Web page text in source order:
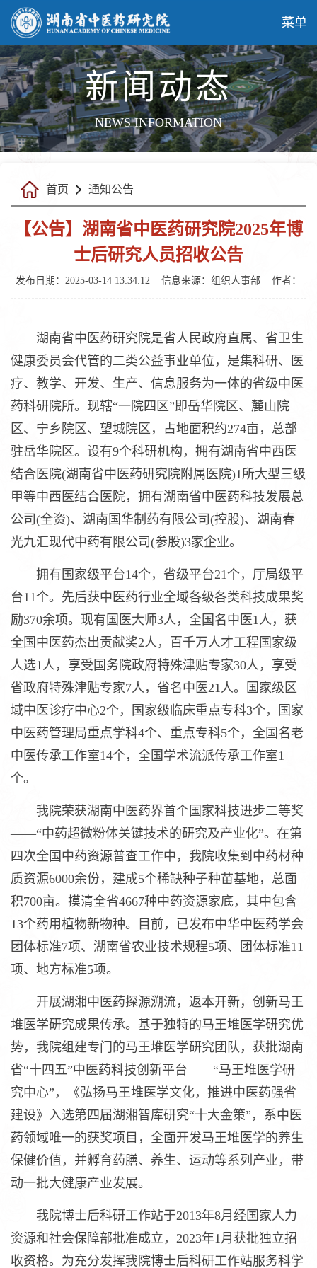
菜单
新闻动态
NEWS INFORMATION
首页 通知公告
【公告】湖南省中医药研究院2025年博
士后研究人员招收公告
发布日期：2025-03-14 13:34:12 信息来源： 组织人事部 作者：
湖南省中医药研究院是省人民政府直属、省卫生
健康委员会代管的二类公益事业单位，是集科研、医
疗、教学、开发、生产、信息服务为一体的省级中医
药科研院所。现辖“一院四区”即岳华院区、麓山院
区、宁乡院区、望城院区，占地面积约274亩，总部
驻岳华院区。设有9个科研机构，拥有湖南省中西医
结合医院(湖南省中医药研究院附属医院)1所大型三级
甲等中西医结合医院，拥有湖南省中医药科技发展总
公司(全资)、湖南国华制药有限公司(控股)、湖南春
光九汇现代中药有限公司(参股)3家企业。
拥有国家级平台14个，省级平台21个，厅局级平
台11个。先后获中医药行业全域各级各类科技成果奖
励370余项。现有国医大师3人，全国名中医1人，获
全国中医药杰出贡献奖2人，百千万人才工程国家级
人选1人，享受国务院政府特殊津贴专家30人，享受
省政府特殊津贴专家7人，省名中医21人。国家级区
域中医诊疗中心2个，国家级临床重点专科3个，国家
中医药管理局重点学科4个、重点专科5个，全国名老
中医传承工作室14个，全国学术流派传承工作室1
个。
我院荣获湖南中医药界首个国家科技进步二等奖
——“中药超微粉体关键技术的研究及产业化”。在第
四次全国中药资源普查工作中，我院收集到中药材种
质资源6000余份，建成5个稀缺种子种苗基地，总面
积700亩。摸清全省4667种中药资源家底，其中包含
13个药用植物新物种。目前，已发布中华中医药学会
团体标准7项、湖南省农业技术规程5项、团体标准11
项、地方标准5项。
开展湖湘中医药探源溯流，返本开新，创新马王
堆医学研究成果传承。基于独特的马王堆医学研究优
势，我院组建专门的马王堆医学研究团队，获批湖南
省“十四五”中医药科技创新平台——“马王堆医学研
究中心”，《弘扬马王堆医学文化，推进中医药强省
建设》入选第四届湖湘智库研究“十大金策”，系中医
药领域唯一的获奖项目，全面开发马王堆医学的养生
保健价值，并孵育药膳、养生、运动等系列产业，带
动一批大健康产业发展。
我院博士后科研工作站于2013年8月经国家人力
资源和社会保障部批准成立，2023年1月获批独立招
收资格。为充分发挥我院博士后科研工作站服务科学